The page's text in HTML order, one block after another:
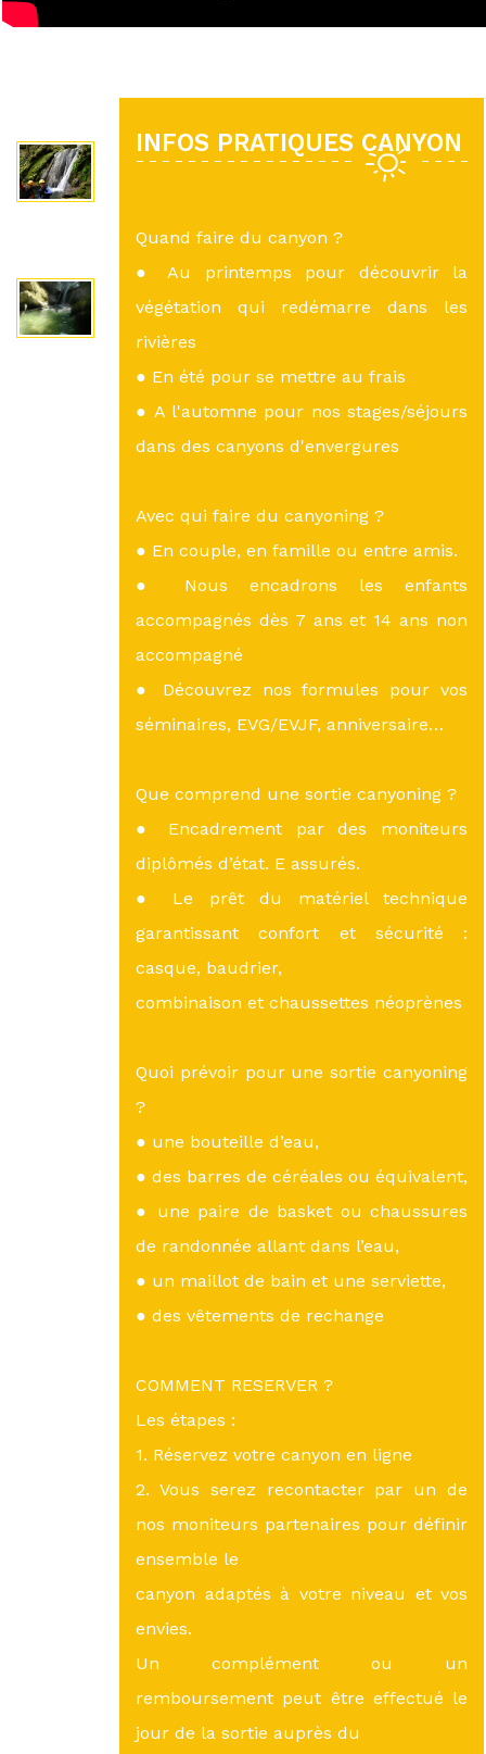
INFOS PRATIQUES CANYON
Quand faire du canyon ?
● Au printemps pour découvrir la
végétation qui redémarre dans les
rivières
● En été pour se mettre au frais
● A l'automne pour nos stages/séjours
dans des canyons d'envergures
Avec qui faire du canyoning ?
● En couple, en famille ou entre amis.
● Nous encadrons les enfants
accompagnés dès 7 ans et 14 ans non
accompagné
● Découvrez nos formules pour vos
séminaires, EVG/EVJF, anniversaire…
Que comprend une sortie canyoning ?
● Encadrement par des moniteurs
diplômés d’état. E assurés.
● Le prêt du matériel technique
garantissant confort et sécurité :
casque, baudrier,
combinaison et chaussettes néoprènes
Quoi prévoir pour une sortie canyoning
?
● une bouteille d’eau,
● des barres de céréales ou équivalent,
● une paire de basket ou chaussures
de randonnée allant dans l’eau,
● un maillot de bain et une serviette,
● des vêtements de rechange
COMMENT RESERVER ?
Les étapes :
1. Réservez votre canyon en ligne
2. Vous serez recontacter par un de
nos moniteurs partenaires pour définir
ensemble le
canyon adaptés à votre niveau et vos
envies.
Un complément ou un
remboursement peut être effectué le
jour de la sortie auprès du